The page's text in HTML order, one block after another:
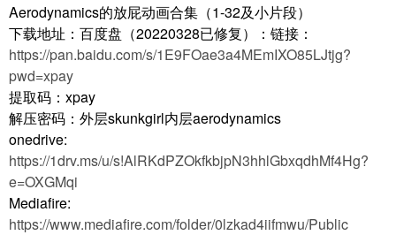
Aerodynamics的放屁动画合集（1-32及小片段）
下载地址：百度盘（20220328已修复）：链接：
https://pan.baidu.com/s/1E9FOae3a4MEmIXO85LJtjg?
pwd=xpay
提取码：xpay
解压密码：外层skunkgirl内层aerodynamics
onedrive:
https://1drv.ms/u/s!AlRKdPZOkfkbjpN3hhlGbxqdhMf4Hg?
e=OXGMqi
Mediafire:
https://www.mediafire.com/folder/0lzkad4iifmwu/Public